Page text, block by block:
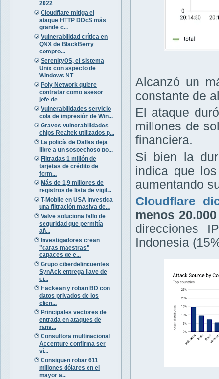
2022
Cloudflare mitiga el
ataque HTTP DDoS más
grande c...
Vulnerabilidad crítica en
QNX de BlackBerry
compro...
SerenityOS, el sistema
Unix con aspecto de
Windows NT
Poly Network quiere
contratar como asesor
jefe de ...
Vulnerabilidades servicio
cola de impresión de Win...
Graves vulnerabilidades
chips Realtek utilizados p...
La policía de Dallas deja
libre a un sospechoso po...
Filtradas 1 millón de
tarjetas de crédito de
form...
Más de 1,9 millones de
registros de lista de vigil...
T-Mobile en USA investiga
una filtración masiva de...
Valve soluciona fallo de
seguridad que permitía
añ...
Investigadores crean
"caras maestras"
capaces de e...
Grupo ciberdelincuentes
SynAck entrega llave de
ci...
Hackean y roban BD con
datos privados de los
clien...
Principales vectores de
entrada en ataques de
rans...
Consultora multinacional
Accenture confirma ser
ví...
Consiguen robar 611
millones dólares en el
mayor a...
Alcanzó un
constante de
El ataque
millones de
financiera.
Si bien la
indica que
aumentando
Cloudflare
menos
direcciones
Indonesia